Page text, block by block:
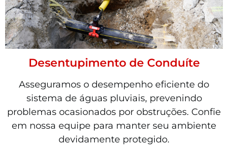
Desentupimento de Conduíte
Asseguramos o desempenho eficiente do
sistema de águas pluviais, prevenindo
problemas ocasionados por obstruções. Confie
em nossa equipe para manter seu ambiente
devidamente protegido.